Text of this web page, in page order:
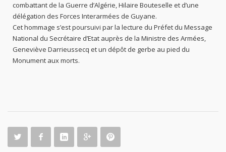
combattant de la Guerre d’Algérie, Hilaire Bouteselle et d’une
délégation des Forces Interarmées de Guyane.
Cet hommage s’est poursuivi par la lecture du Préfet du Message
National du Secrétaire d’Etat auprès de la Ministre des Armées,
Geneviève Darrieussecq et un dépôt de gerbe au pied du
Monument aux morts.